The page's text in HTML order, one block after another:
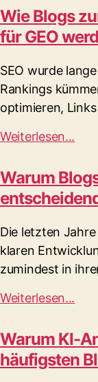
Wie Blogs
für GEO
SEO wurde
Rankings
optimieren,
Weiterlesen...
Warum
Die letzten
klaren
zumindest in
Weiterlesen...
Warum KI-
häufigsten